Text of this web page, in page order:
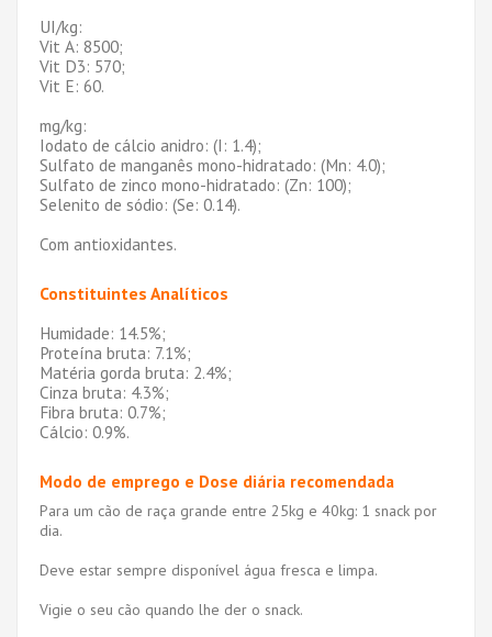
UI/kg:
Vit A: 8500;
Vit D3: 570;
Vit E: 60.
mg/kg:
Iodato de cálcio anidro: (I: 1.4);
Sulfato de manganês mono-hidratado: (Mn: 4.0);
Sulfato de zinco mono-hidratado: (Zn: 100);
Selenito de sódio: (Se: 0.14).
Com antioxidantes.
Constituintes Analíticos
Humidade: 14.5%;
Proteína bruta: 7.1%;
Matéria gorda bruta: 2.4%;
Cinza bruta: 4.3%;
Fibra bruta: 0.7%;
Cálcio: 0.9%.
Modo de emprego e Dose diária recomendada
Para um cão de raça grande entre 25kg e 40kg: 1 snack por
dia.
Deve estar sempre disponível água fresca e limpa.
Vigie o seu cão quando lhe der o snack.